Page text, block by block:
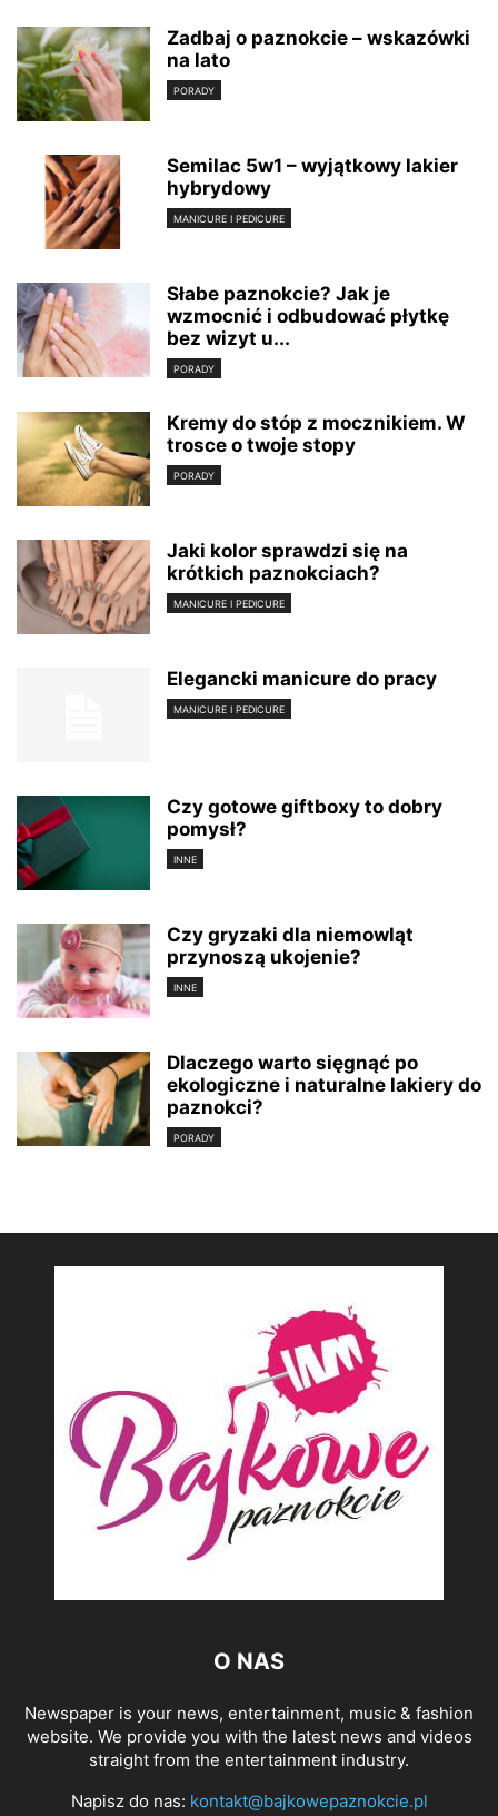
Zadbaj o paznokcie – wskazówki
na lato
PORADY
Semilac 5w1 – wyjątkowy lakier
hybrydowy
MANICURE I PEDICURE
Słabe paznokcie? Jak je
wzmocnić i odbudować płytkę
bez wizyt u...
PORADY
Kremy do stóp z mocznikiem. W
trosce o twoje stopy
PORADY
Jaki kolor sprawdzi się na
krótkich paznokciach?
MANICURE I PEDICURE
Elegancki manicure do pracy
MANICURE I PEDICURE
Czy gotowe giftboxy to dobry
pomysł?
INNE
Czy gryzaki dla niemowląt
przynoszą ukojenie?
INNE
Dlaczego warto sięgnąć po
ekologiczne i naturalne lakiery do
paznokci?
PORADY
O NAS
Newspaper is your news, entertainment, music & fashion
website. We provide you with the latest news and videos
straight from the entertainment industry.
Napisz do nas: kontakt@bajkowepaznokcie.pl